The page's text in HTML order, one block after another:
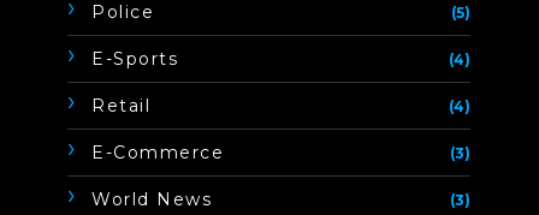
Police (5)
E-Sports (4)
Retail (4)
E-Commerce (3)
World News (3)